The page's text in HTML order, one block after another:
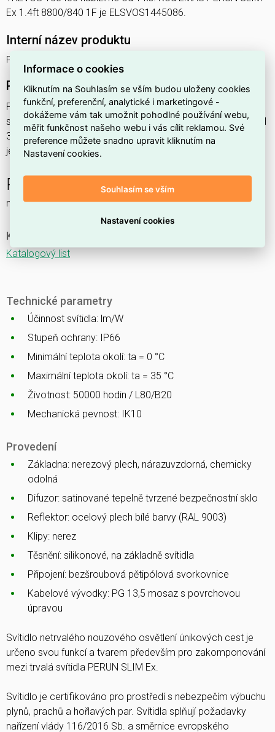
Ex 1.4ft 8800/840 1F je ELSVOS1445086.
Interní název produktu
PERUN SLIM Ex 1.4ft 8800/840 1F
Podrobný popis produktu
PERUN SLIM Ex 1.4ft 8800/840 1F 57,9W IP65
svítidlo průmyslové do prostředí s nebezpečím výbuchu Ex II
3GD, 1x8800lm, spektrum 840RJ, s nerez. klipy,
jednofáz.průběž.montáž,
PERUN SLIM Ex NM
nouzové a orientační
Ke stažení
Katalogový list
Technické parametry
Účinnost svítidla: lm/W
Stupeň ochrany: IP66
Minimální teplota okolí: ta = 0 °C
Maximální teplota okolí: ta = 35 °C
Životnost: 50000 hodin / L80/B20
Mechanická pevnost: IK10
Provedení
Základna: nerezový plech, nárazuvzdorná, chemicky
odolná
Difuzor: satinované tepelně tvrzené bezpečnostní sklo
Reflektor: ocelový plech bílé barvy (RAL 9003)
Klipy: nerez
Těsnění: silikonové, na základně svítidla
Připojení: bezšroubová pětipólová svorkovnice
Kabelové vývodky: PG 13,5 mosaz s povrchovou
úpravou
Svítidlo netrvalého nouzového osvětlení únikových cest je
určeno svou funkcí a tvarem především pro zakomponování
mezi trvalá svítidla PERUN SLIM Ex.
Svítidlo je certifikováno pro prostředí s nebezpečím výbuchu
plynů, prachů a hořlavých par. Svítidla splňují požadavky
nařízení vlády 116/2016 Sb. a směrnice evropského
Informace o cookies
Kliknutím na Souhlasím se vším budou uloženy cookies
funkční, preferenční, analytické i marketingové -
dokážeme vám tak umožnit pohodlné používání webu,
měřit funkčnost našeho webu i vás cílit reklamou. Své
preference můžete snadno upravit kliknutím na
Nastavení cookies.
Souhlasím se vším
Nastavení cookies